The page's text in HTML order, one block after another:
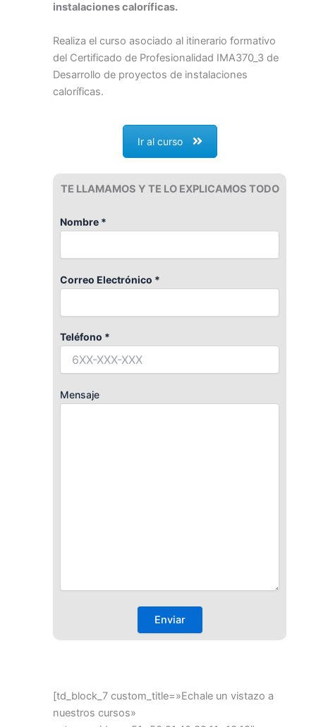
instalaciones caloríficas.
Realiza el curso asociado al itinerario formativo
del Certificado de Profesionalidad IMA370_3 de
Desarrollo de proyectos de instalaciones
caloríficas.
Ir al curso
TE LLAMAMOS Y TE LO EXPLICAMOS TODO
Nombre *
Correo Electrónico *
Teléfono *
Mensaje
[td_block_7 custom_title=»Echale un vistazo a
nuestros cursos»